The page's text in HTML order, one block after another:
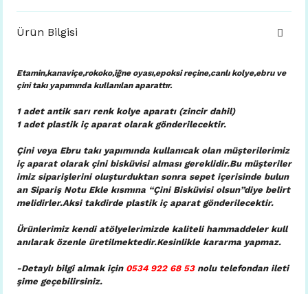
Ürün Bilgisi
Etamin,kanaviçe,rokoko,iğne oyası,epoksi reçine,canlı kolye,ebru ve
çini takı yapımında kullanılan aparattır.
1 adet antik sarı renk kolye aparatı (zincir dahil)
1 adet plastik iç aparat olarak gönderilecektir.
Çini veya Ebru takı yapımında kullanıcak olan müşterilerimiz
iç aparat olarak çini bisküvisi alması gereklidir.Bu müşteriler
imiz siparişlerini oluşturduktan sonra sepet içerisinde bulun
an Sipariş Notu Ekle kısmına “Çini Bisküvisi olsun”diye belirt
melidirler.Aksi takdirde plastik iç aparat gönderilecektir.
Ürünlerimiz kendi atölyelerimizde kaliteli hammaddeler kull
anılarak özenle üretilmektedir.Kesinlikle kararma yapmaz.
-Detaylı bilgi almak için 0534 922 68 53nolu telefondan ileti
şime geçebilirsiniz.